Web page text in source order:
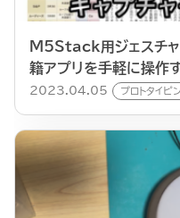
M5Stack用ジェスチ
籍アプリを手軽に操作
2023.04.05 プロトタイピ